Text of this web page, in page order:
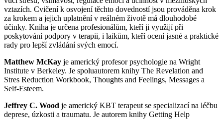
vztazích. Cvičení k osvojení těchto dovedností jsou prováděna krok
za krokem a jejich uplatnění v reálném životě má dlouhodobé
účinky. Kniha je určena profesionálům, kteří ji využijí při
poskytování podpory v terapii, i laikům, kteří ocení jasné a praktické
rady pro lepší zvládání svých emocí.
Matthew McKay je americký profesor psychologie na Wright
Institute v Berkeley. Je spoluautorem knihy The Revelation and
Stres Reduction Workbook, Thoughts and Feelings, Messages a
Self-Esteem.
Jeffrey C. Wood je americký KBT terapeut se specializací na léčbu
deprese, úzkosti a traumatu. Je autorem knihy Getting Help